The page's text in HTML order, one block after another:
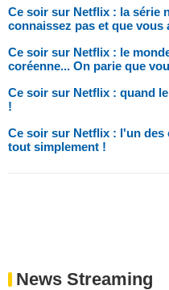
Ce soir sur Netflix : la série
connaissez pas et que vous
Ce soir sur Netflix : le
coréenne... On parie que
Ce soir sur Netflix : quand
!
Ce soir sur Netflix : l'un
tout simplement !
News Streaming